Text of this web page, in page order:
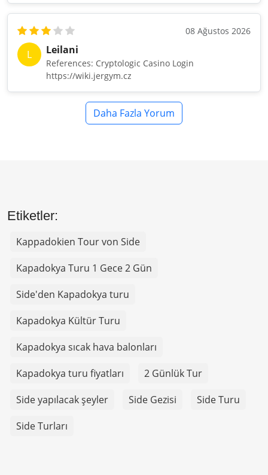
08 Ağustos 2026
L Leilani
References: Cryptologic Casino Login
https://wiki.jergym.cz
Daha Fazla Yorum
Etiketler:
Kappadokien Tour von Side
Kapadokya Turu 1 Gece 2 Gün
Side'den Kapadokya turu
Kapadokya Kültür Turu
Kapadokya sıcak hava balonları
Kapadokya turu fiyatları
2 Günlük Tur
Side yapılacak şeyler
Side Gezisi
Side Turu
Side Turları